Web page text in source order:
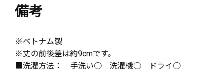
備考
※ベトナム製
※丈の前後差は約9cmです。
■洗濯方法： 手洗い○ 洗濯機○ ドライ○